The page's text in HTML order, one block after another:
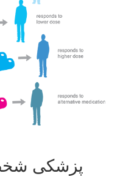
پزشکی